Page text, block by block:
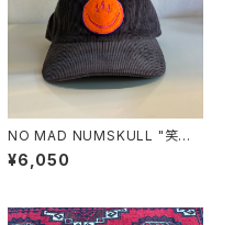
NO MAD NUMSKULL "笑温
泉 CORDUROY CAP"(GRAY)
¥6,050